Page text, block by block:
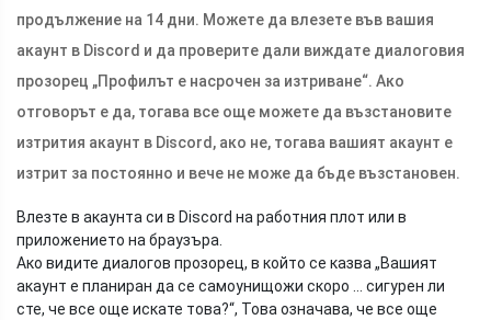
продължение на 14 дни. Можете да влезете във вашия
акаунт в Discord и да проверите дали виждате диалоговия
прозорец „Профилът е насрочен за изтриване“. Ако
отговорът е да, тогава все още можете да възстановите
изтрития акаунт в Discord, ако не, тогава вашият акаунт е
изтрит за постоянно и вече не може да бъде възстановен.
Влезте в акаунта си в Discord на работния плот или в
приложението на браузъра.
Ако видите диалогов прозорец, в който се казва „Вашият
акаунт е планиран да се самоунищожи скоро ... сигурен ли
сте, че все още искате това?“, Това означава, че все още